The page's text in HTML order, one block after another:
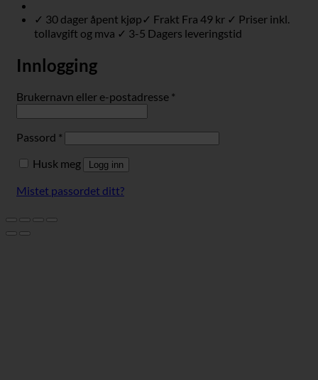
✓ 30 dager åpent kjøp✓ Frakt Fra 49 kr ✓ Priser inkl.
tollavgift og mva ✓ 3-5 Dagers leveringstid
Innlogging
Brukernavn eller e-postadresse *
Passord * Påkrevd
Husk meg
Logg inn
Mistet passordet ditt?